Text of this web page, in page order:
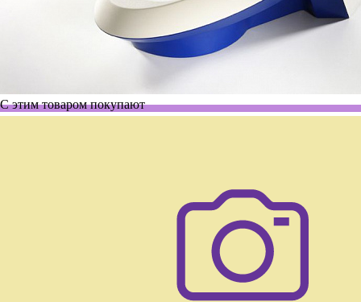
С этим товаром покупают